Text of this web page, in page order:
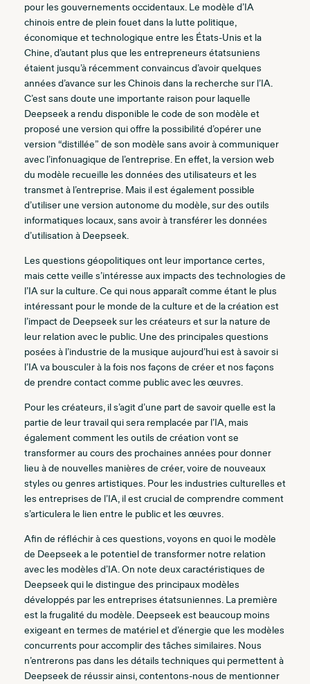
pour les gouvernements occidentaux. Le modèle d’IA
chinois entre de plein fouet dans la lutte politique,
économique et technologique entre les États-Unis et la
Chine, d’autant plus que les entrepreneurs étatsuniens
étaient jusqu’à récemment convaincus d’avoir quelques
années d’avance sur les Chinois dans la recherche sur l’IA.
C’est sans doute une importante raison pour laquelle
Deepseek a rendu disponible le code de son modèle et
proposé une version qui offre la possibilité d’opérer une
version “distillée” de son modèle sans avoir à communiquer
avec l’infonuagique de l’entreprise. En effet, la version web
du modèle recueille les données des utilisateurs et les
transmet à l’entreprise. Mais il est également possible
d’utiliser une version autonome du modèle, sur des outils
informatiques locaux, sans avoir à transférer les données
d’utilisation à Deepseek.
Les questions géopolitiques ont leur importance certes,
mais cette veille s’intéresse aux impacts des technologies de
l’IA sur la culture. Ce qui nous apparaît comme étant le plus
intéressant pour le monde de la culture et de la création est
l’impact de Deepseek sur les créateurs et sur la nature de
leur relation avec le public. Une des principales questions
posées à l’industrie de la musique aujourd’hui est à savoir si
l’IA va bousculer à la fois nos façons de créer et nos façons
de prendre contact comme public avec les œuvres.
Pour les créateurs, il s’agit d’une part de savoir quelle est la
partie de leur travail qui sera remplacée par l’IA, mais
également comment les outils de création vont se
transformer au cours des prochaines années pour donner
lieu à de nouvelles manières de créer, voire de nouveaux
styles ou genres artistiques. Pour les industries culturelles et
les entreprises de l’IA, il est crucial de comprendre comment
s’articulera le lien entre le public et les œuvres.
Afin de réfléchir à ces questions, voyons en quoi le modèle
de Deepseek a le potentiel de transformer notre relation
avec les modèles d’IA. On note deux caractéristiques de
Deepseek qui le distingue des principaux modèles
développés par les entreprises étatsuniennes. La première
est la frugalité du modèle. Deepseek est beaucoup moins
exigeant en termes de matériel et d’énergie que les modèles
concurrents pour accomplir des tâches similaires. Nous
n’entrerons pas dans les détails techniques qui permettent à
Deepseek de réussir ainsi, contentons-nous de mentionner